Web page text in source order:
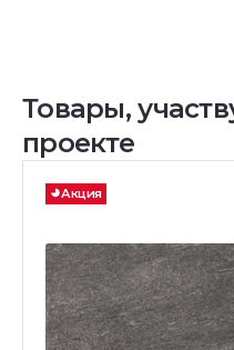
Товары,
проекте
Акция